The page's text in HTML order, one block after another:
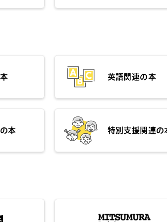
英語関連の本
本 特別支援関連の